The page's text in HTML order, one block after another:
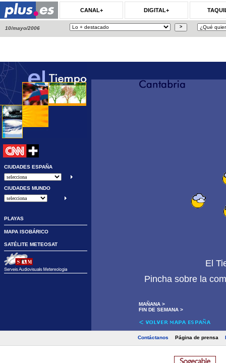
CANAL+ DIGITAL+
10/mayo/2006
CIUDADES ESPAÑA
CIUDADES MUNDO
PLAYAS
MAPA ISOBÁRICO
SATÉLITE METEOSAT
El
Pincha sobre la
MAÑANA >
FIN DE SEMANA >
Contáctanos Página de prensa